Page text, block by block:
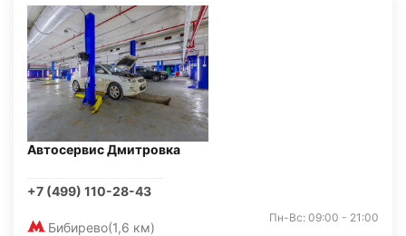
Автосервис Дмитровка
+7 (499) 110-28-43
Бибирево(1,6 км)
Пн-Вс: 09:00 - 21:00